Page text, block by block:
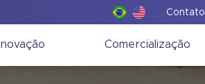
Contato
Inovação Comercialização